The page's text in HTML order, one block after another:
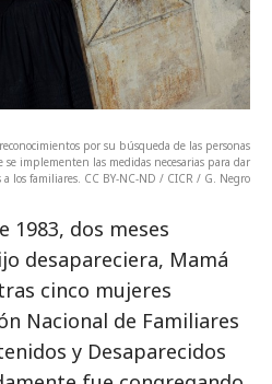
por su búsqueda de las personas
se implementen las medidas necesarias para dar
a los familiares. CC BY-NC-ND / CICR / G. Negro
1983, dos meses
desapareciera, Mamá
cinco mujeres
Nacional de Familiares
y Desaparecidos